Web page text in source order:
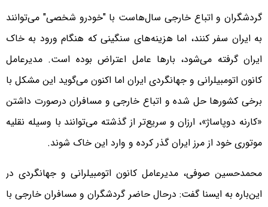
گردشگران و اتباع خارجی سال‌هاست با "خودرو شخصی" می‌توانند
به ایران سفر کنند، اما هزینه‌های سنگینی که هنگام ورود به خاک
ایران گرفته می‌شود، بارها عامل اعتراض بوده است. مدیرعامل
کانون اتومبیلرانی و جهانگردی ایران اما اکنون می‌گوید این مشکل با
برخی کشورها حل شده و اتباع خارجی و مسافران درصورت داشتن
«کارنه دوپاساژ»، ارزان و سریع‌تر از گذشته می‌توانند با وسیله نقلیه
موتوری خود از مرز ایران گذر کرده و وارد این خاک شوند.
محمدحسین صوفی، مدیرعامل کانون اتومبیلرانی و جهانگردی در
این‌باره به ایسنا گفت: درحال حاضر گردشگران و مسافران خارجی با